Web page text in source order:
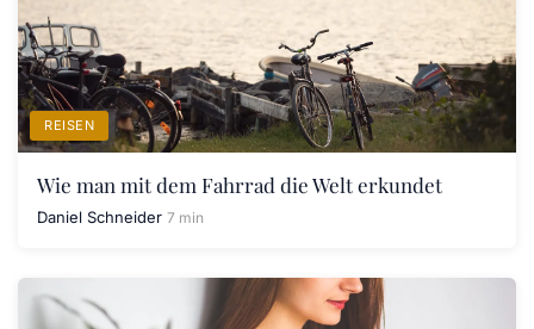
REISEN
Wie man mit dem Fahrrad die Welt erkundet
Daniel Schneider 7 min